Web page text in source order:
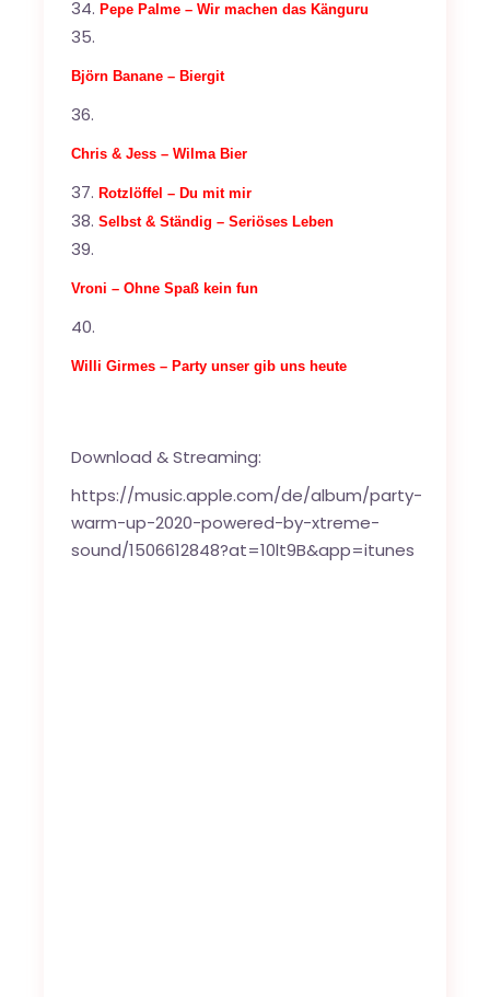
Pepe Palme – Wir machen das Känguru
Björn Banane – Biergit
Chris & Jess – Wilma Bier
Rotzlöffel – Du mit mir
Selbst & Ständig – Seriöses Leben
Vroni – Ohne Spaß kein fun
Willi Girmes – Party unser gib uns heute
Download & Streaming:
https://music.apple.com/de/album/party-
warm-up-2020-powered-by-xtreme-
sound/1506612848?at=10lt9B&app=itunes